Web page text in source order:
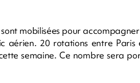
mobilisées pour
aérien. 20 rotations entre Paris
semaine. Ce nombre sera